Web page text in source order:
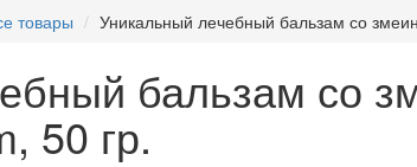
товары Уникальный лечебный бальзам со
бальзам со
50 гр.